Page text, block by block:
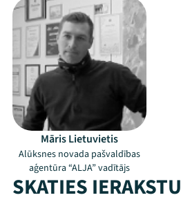
Māris Lietuvietis
Alūksnes novada pašvaldības
aģentūra “ALJA” vadītājs
SKATIES IERAKSTU